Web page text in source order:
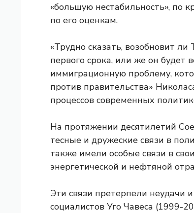
«большую нестабильность», по
по его оценкам.
«Трудно сказать, возобновит
первого срока, или же он будет
иммиграционную проблему,
против правительства»
процессов современных
На протяжении десятилетий
тесные и дружеские связи в
также имели особые связи в
энергетической и нефтяной
Эти связи претерпели неудачи
социалистов Уго Чавеса (1999-